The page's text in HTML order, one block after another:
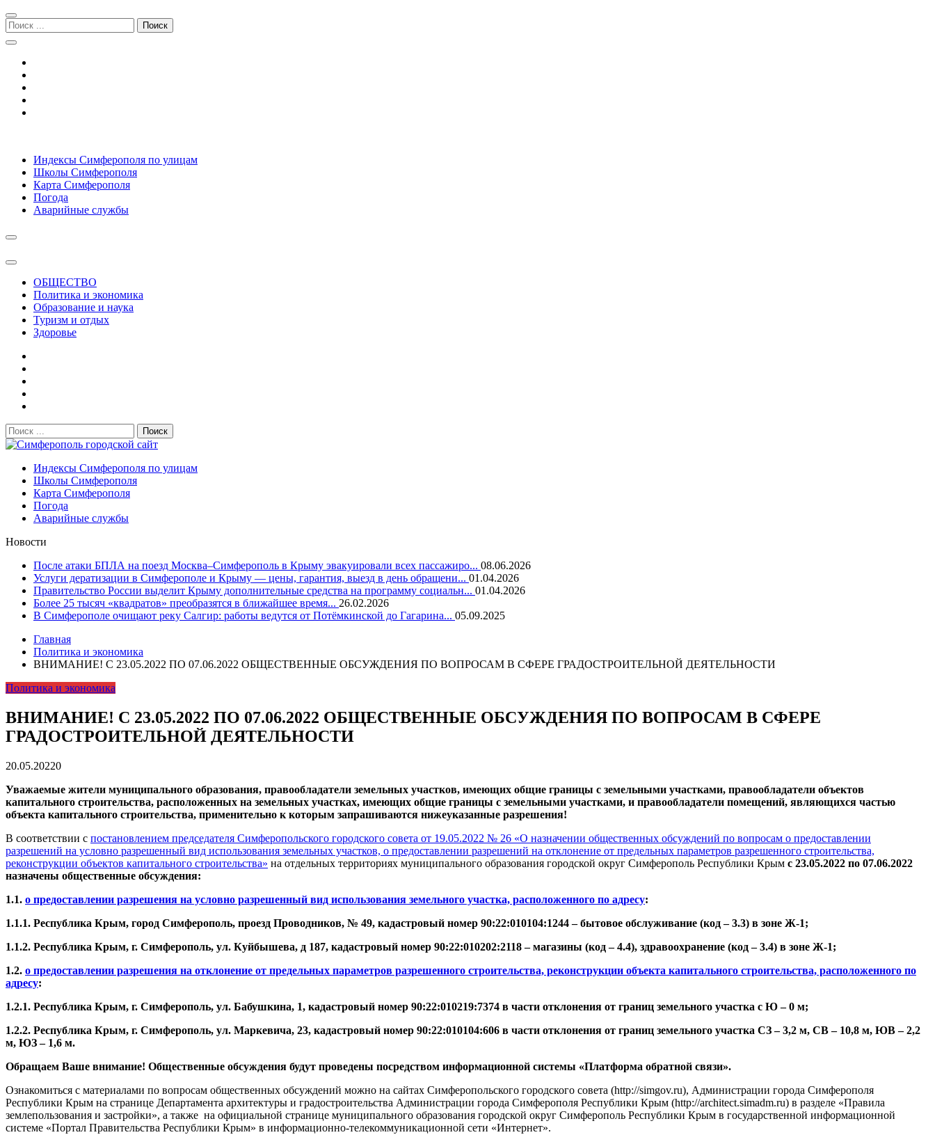
Перейти
к
навигации
Перейти
к
содержимому
Поиск:
Симферополь городской сайт
Индексы Симферополя по улицам
Школы Симферополя
Карта Симферополя
Погода
Аварийные службы
ОБЩЕСТВО
Политика и экономика
Образование и наука
Туризм и отдых
Здоровье
Поиск:
Симферополь городской сайт
Индексы Симферополя по улицам
Школы Симферополя
Карта Симферополя
Погода
Аварийные службы
Новости
После атаки БПЛА на поезд Москва–Симферополь в Крыму эвакуировали всех пассажиро... 08.06.2026
Услуги дератизации в Симферополе и Крыму — цены, гарантия, выезд в день обращени... 01.04.2026
Правительство России выделит Крыму дополнительные средства на программу социальн... 01.04.2026
Более 25 тысяч «квадратов» преобразятся в ближайшее время... 26.02.2026
В Симферополе очищают реку Салгир: работы ведутся от Потёмкинской до Гагарина... 05.09.2025
Главная
Политика и экономика
ВНИМАНИЕ! С 23.05.2022 ПО 07.06.2022 ОБЩЕСТВЕННЫЕ ОБСУЖДЕНИЯ ПО ВОПРОСАМ В СФЕРЕ ГРАДОСТРОИТЕЛЬНОЙ ДЕЯТЕЛЬНОСТИ
Политика и экономика
ВНИМАНИЕ! С 23.05.2022 ПО 07.06.2022 ОБЩЕСТВЕННЫЕ ОБСУЖДЕНИЯ ПО ВОПРОСАМ В СФЕРЕ
ГРАДОСТРОИТЕЛЬНОЙ ДЕЯТЕЛЬНОСТИ
20.05.20220
Уважаемые жители муниципального образования, правообладатели земельных участков, имеющих общие границы с земельными участками, правообладатели объектов
капитального строительства, расположенных на земельных участках, имеющих общие границы с земельными участками, и правообладатели помещений, являющихся частью
объекта капитального строительства, применительно к которым запрашиваются нижеуказанные разрешения!
В соответствии с постановлением председателя Симферопольского городского совета от 19.05.2022 № 26 «О назначении общественных обсуждений по вопросам о предоставлении
разрешений на условно разрешенный вид использования земельных участков, о предоставлении разрешений на отклонение от предельных параметров разрешенного строительства,
реконструкции объектов капитального строительства» на отдельных территориях муниципального образования городской округ Симферополь Республики Крым с 23.05.2022 по 07.06.2022
назначены общественные обсуждения:
1.1. о предоставлении разрешения на условно разрешенный вид использования земельного участка, расположенного по адресу:
1.1.1. Республика Крым, город Симферополь, проезд Проводников, № 49, кадастровый номер 90:22:010104:1244 – бытовое обслуживание (код – 3.3) в зоне Ж-1;
1.1.2. Республика Крым, г. Симферополь, ул. Куйбышева, д 187, кадастровый номер 90:22:010202:2118 – магазины (код – 4.4), здравоохранение (код – 3.4) в зоне Ж-1;
1.2. о предоставлении разрешения на отклонение от предельных параметров разрешенного строительства, реконструкции объекта капитального строительства, расположенного по
адресу:
1.2.1. Республика Крым, г. Симферополь, ул. Бабушкина, 1, кадастровый номер 90:22:010219:7374 в части отклонения от границ земельного участка с Ю – 0 м;
1.2.2. Республика Крым, г. Симферополь, ул. Маркевича, 23, кадастровый номер 90:22:010104:606 в части отклонения от границ земельного участка СЗ – 3,2 м, СВ – 10,8 м, ЮВ – 2,2
м, ЮЗ – 1,6 м.
Обращаем Ваше внимание! Общественные обсуждения будут проведены посредством информационной системы «Платформа обратной связи».
Ознакомиться с материалами по вопросам общественных обсуждений можно на сайтах Симферопольского городского совета (http://simgov.ru), Администрации города Симферополя
Республики Крым на странице Департамента архитектуры и градостроительства Администрации города Симферополя Республики Крым (http://architect.simadm.ru) в разделе «Правила
землепользования и застройки», а также на официальной странице муниципального образования городской округ Симферополь Республики Крым в государственной информационной
системе «Портал Правительства Республики Крым» в информационно-телекоммуникационной сети «Интернет».